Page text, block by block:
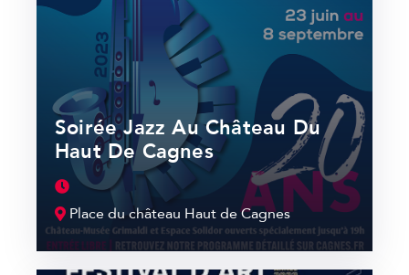
Soirée Jazz Au Château Du
Haut De Cagnes
Place du château Haut de Cagnes